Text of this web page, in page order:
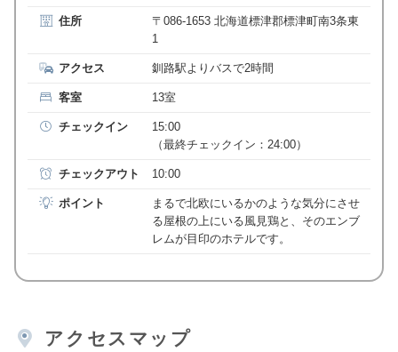
住所
〒086-1653 北海道標津郡標津町南3条東
1
アクセス 釧路駅よりバスで2時間
客室 13室
チェックイン
15:00
（最終チェックイン：24:00）
チェックアウト 10:00
ポイント
まるで北欧にいるかのような気分にさせ
る屋根の上にいる風見鶏と、そのエンブ
レムが目印のホテルです。
アクセスマップ